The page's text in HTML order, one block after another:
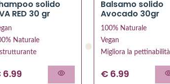
solido
RED 30 gr
Naturale
6.99
Balsamo solido
Avocado 30gr
100% Naturale
Vegan
Migliora la pettinabilità
€ 6.99